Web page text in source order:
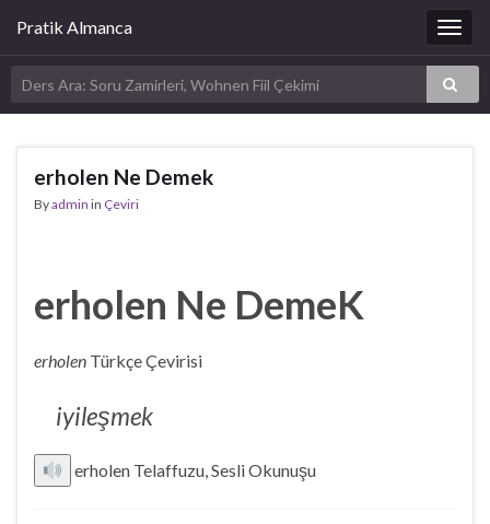
Pratik Almanca
erholen Ne Demek
Byadmin in Çeviri
erholen Ne DemeK
erholen Türkçe Çevirisi
iyileşmek
erholen Telaffuzu, Sesli Okunuşu